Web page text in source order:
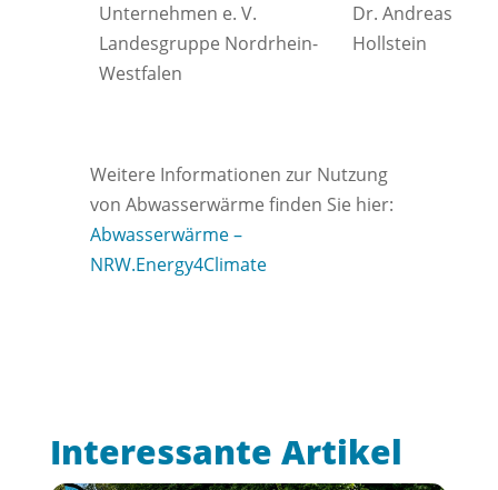
Unternehmen e. V.
Landesgruppe Nordrhein-
Westfalen
Dr. Andreas
Hollstein
Weitere Informationen zur Nutzung
von Abwasserwärme finden Sie hier:
Abwasserwärme –
NRW.Energy4Climate
Interessante Artikel